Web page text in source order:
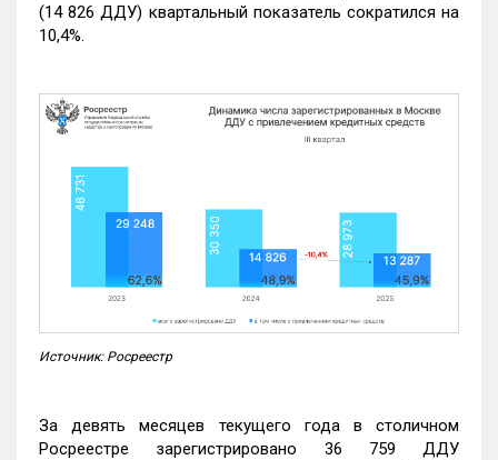
(14 826 ДДУ) квартальный показатель сократился на
10,4%.
Источник: Росреестр
За девять месяцев текущего года в столичном
Росреестре зарегистрировано 36 759 ДДУ